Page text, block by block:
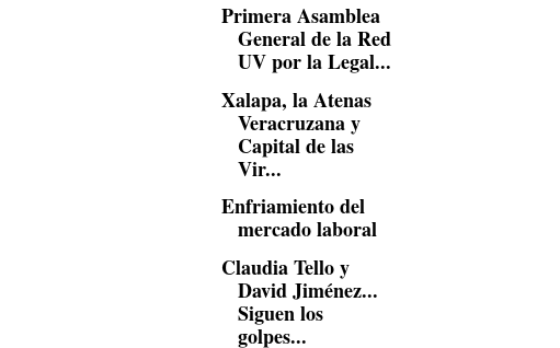
Primera Asamblea
General de la Red
UV por la Legal...
Xalapa, la Atenas
Veracruzana y
Capital de las
Vir...
Enfriamiento del
mercado laboral
Claudia Tello y
David Jiménez...
Siguen los
golpes...